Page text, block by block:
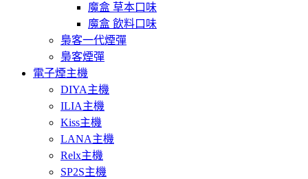
魔盒 草本口味
魔盒 飲料口味
梟客一代煙彈
梟客煙彈
電子煙主機
DIYA主機
ILIA主機
Kiss主機
LANA主機
Relx主機
SP2S主機